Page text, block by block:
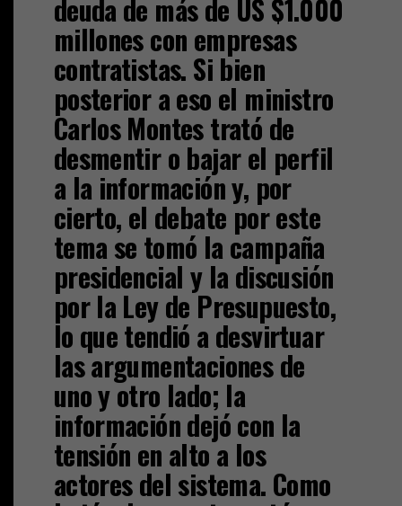
deuda de más de US $1.000
millones con empresas
contratistas. Si bien
posterior a eso el ministro
Carlos Montes trató de
desmentir o bajar el perfil
a la información y, por
cierto, el debate por este
tema se tomó la campaña
presidencial y la discusión
por la Ley de Presupuesto,
lo que tendió a desvirtuar
las argumentaciones de
uno y otro lado; la
información dejó con la
tensión en alto a los
actores del sistema. Como